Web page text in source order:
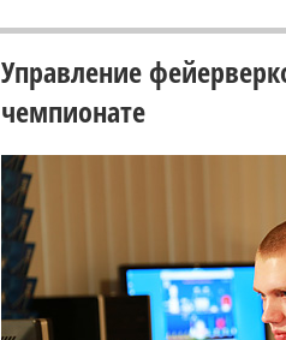
Управление
чемпионате